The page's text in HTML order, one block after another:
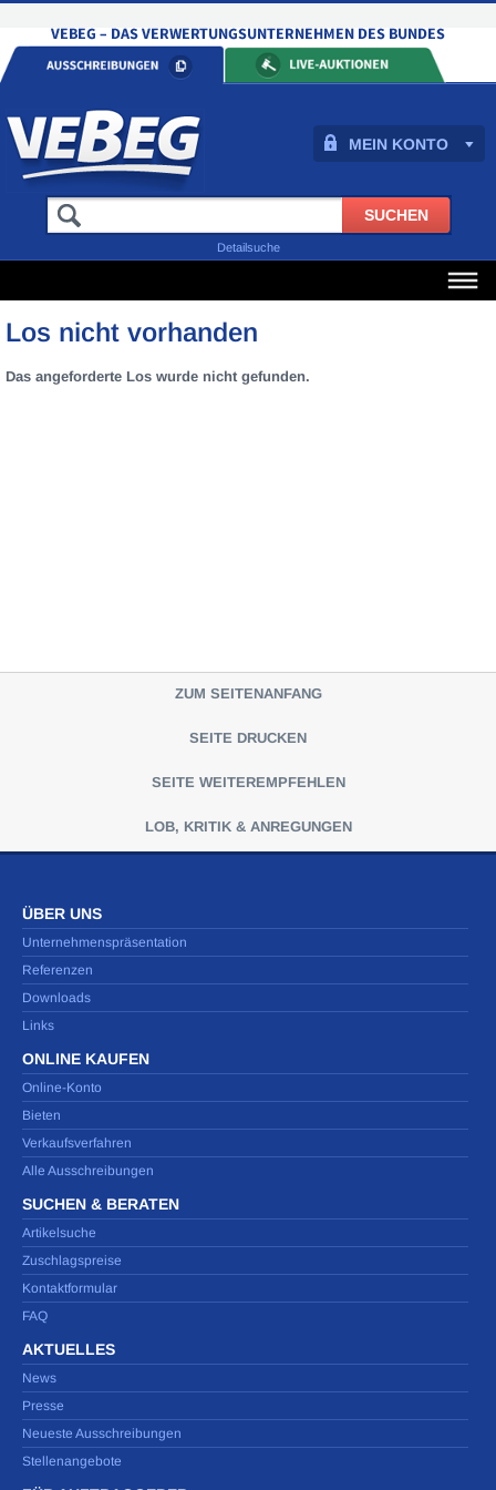
MEIN KONTO
Detailsuche
Los nicht vorhanden
Das angeforderte Los wurde nicht gefunden.
ZUM SEITENANFANG
SEITE DRUCKEN
SEITE WEITEREMPFEHLEN
LOB, KRITIK & ANREGUNGEN
ÜBER UNS
Unternehmenspräsentation
Referenzen
Downloads
Links
ONLINE KAUFEN
Online-Konto
Bieten
Verkaufsverfahren
Alle Ausschreibungen
SUCHEN & BERATEN
Artikelsuche
Zuschlagspreise
Kontaktformular
FAQ
AKTUELLES
News
Presse
Neueste Ausschreibungen
Stellenangebote